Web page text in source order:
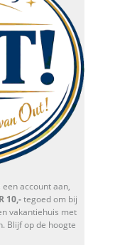
account aan,
10,-tegoed om bij
vakantiehuis met
Blijf op de hoogte